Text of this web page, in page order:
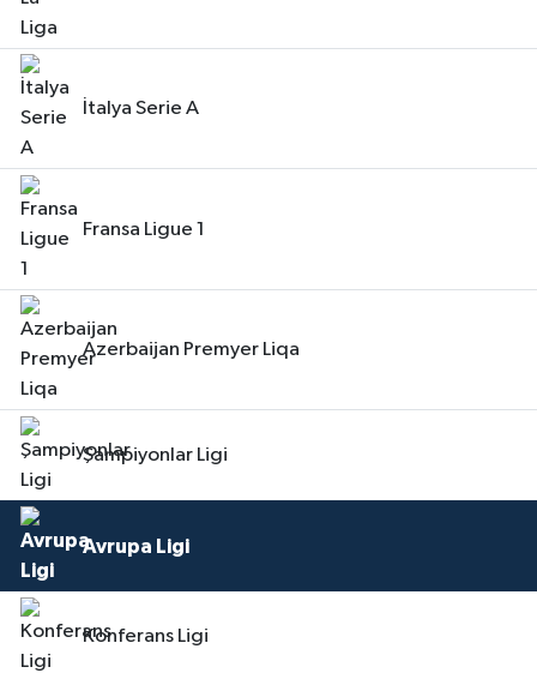
İtalya Serie A
Fransa Ligue 1
Azerbaijan Premyer Liqa
Şampiyonlar Ligi
Avrupa Ligi
Konferans Ligi